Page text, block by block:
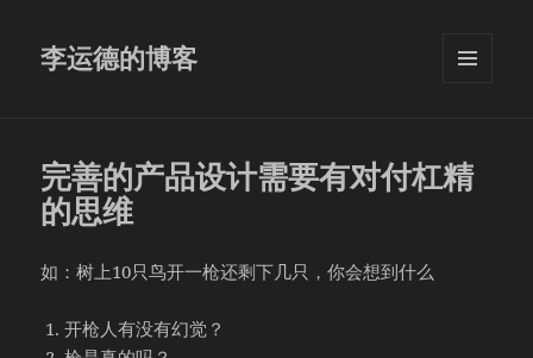
李运德的博客
完善的产品设计需要有对付杠精
的思维
如：树上10只鸟开一枪还剩下几只，你会想到什么
开枪人有没有幻觉？